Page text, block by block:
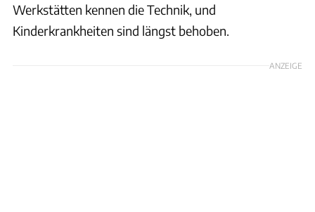
Werkstätten kennen die Technik, und
Kinderkrankheiten sind längst behoben.
ANZEIGE